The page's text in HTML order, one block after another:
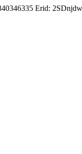
Erid: